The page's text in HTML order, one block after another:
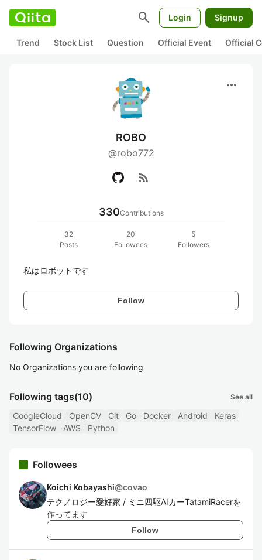
search Login Signup
Trend Stock List Question Official Event Official
more_horiz
ROBO
@robo772
rss_feed
330Contributions
32
Posts
20
Followees
5
Followers
私はロボットです
Follow
Following Organizations
No Organizations you are following
Following tags(10) See all
GoogleCloud OpenCV Git Go Docker Android
Keras
TensorFlow
AWS Python
Followees
Koichi Kobayashi@covao
テクノロジー愛好家 / ミニ四駆AIカーTatamiRacerを
作ってます
Follow